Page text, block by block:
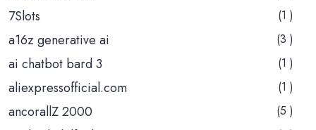
7Slots (1 )
a16z generative ai (3 )
ai chatbot bard 3 (1 )
aliexpressofficial.com (1 )
ancorallZ 2000 (5 )